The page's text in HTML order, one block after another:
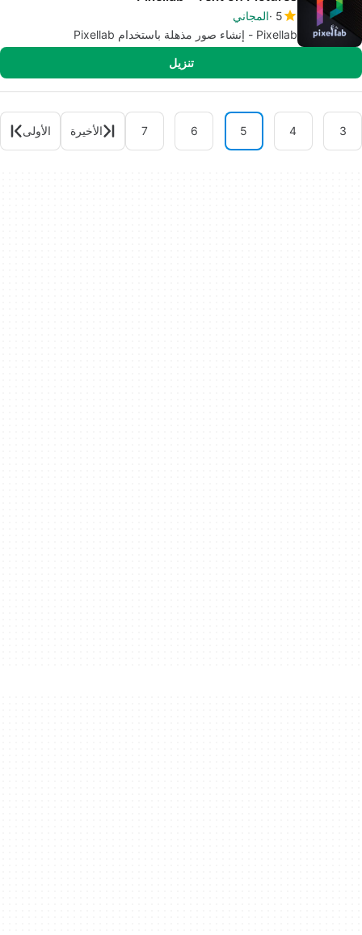
5 المجاني
Pixellab - إنشاء صور مذهلة باستخدام Pixellab
تنزيل
3
4
5
6
7 الأولى الأخيرة